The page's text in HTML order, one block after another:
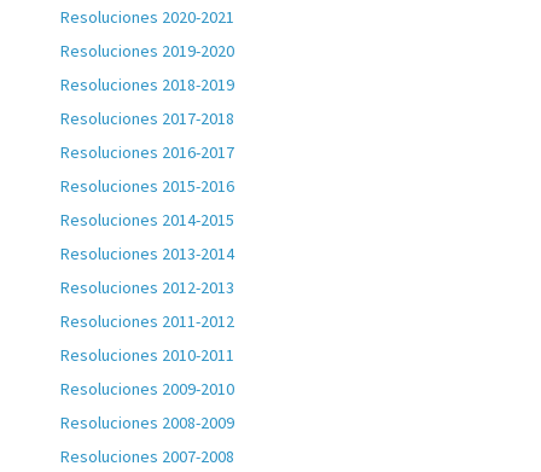
Resoluciones 2020-2021
Resoluciones 2019-2020
Resoluciones 2018-2019
Resoluciones 2017-2018
Resoluciones 2016-2017
Resoluciones 2015-2016
Resoluciones 2014-2015
Resoluciones 2013-2014
Resoluciones 2012-2013
Resoluciones 2011-2012
Resoluciones 2010-2011
Resoluciones 2009-2010
Resoluciones 2008-2009
Resoluciones 2007-2008